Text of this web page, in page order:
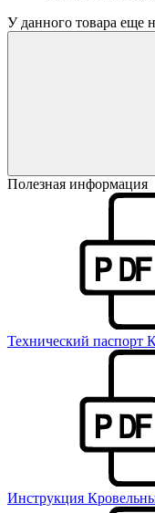
У данного товара еще
Полезная информация
Технический паспорт
Инструкция